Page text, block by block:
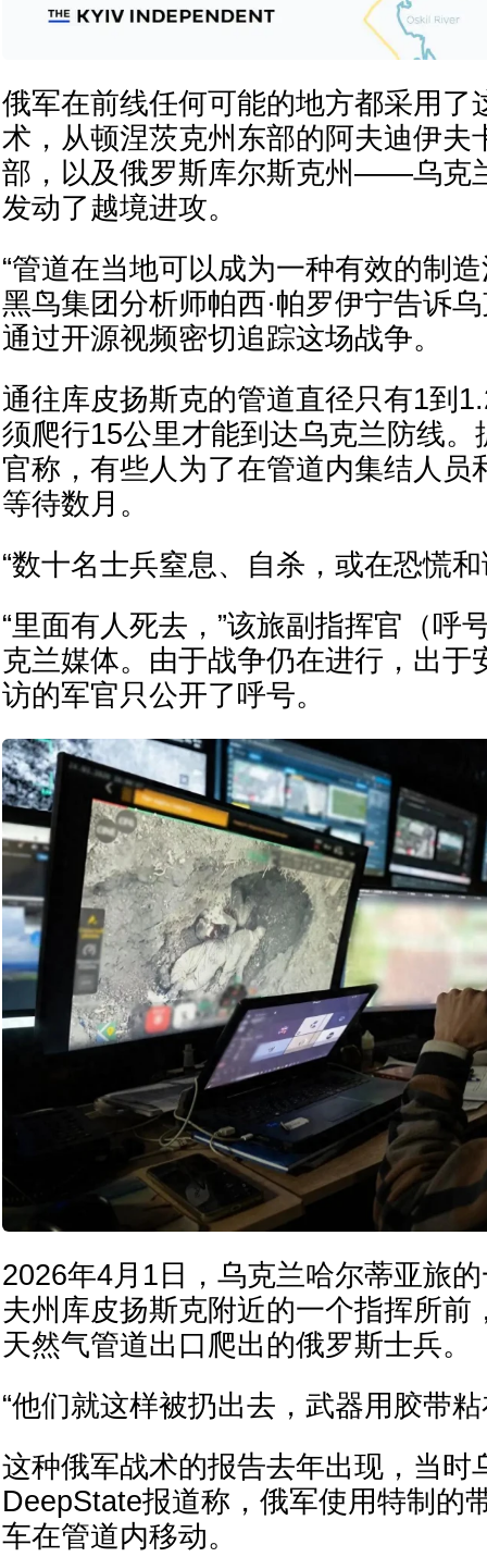
俄军在前线任何可能的地方都采用了
术，从顿涅茨克州东部的阿夫迪伊夫
部，以及俄罗斯库尔斯克州——乌克
发动了越境进攻。
“管道在当地可以成为一种有效的制
黑鸟集团分析师帕西·帕罗伊宁告诉
通过开源视频密切追踪这场战争。
通往库皮扬斯克的管道直径只有1到
须爬行15公里才能到达乌克兰防线。
官称，有些人为了在管道内集结人员
等待数月。
“数十名士兵窒息、自杀，或在恐慌
“里面有人死去，”该旅副指挥官（呼
克兰媒体。由于战争仍在进行，出于
访的军官只公开了呼号。
2026年4月1日，乌克兰哈尔蒂亚旅
夫州库皮扬斯克附近的一个指挥所前
天然气管道出口爬出的俄罗斯士兵。
“他们就这样被扔出去，武器用胶带
这种俄军战术的报告去年出现，当时
DeepState报道称，俄军使用特制的
车在管道内移动。